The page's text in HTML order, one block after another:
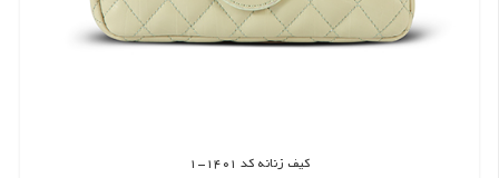
کیف زنانه کد 1401-1